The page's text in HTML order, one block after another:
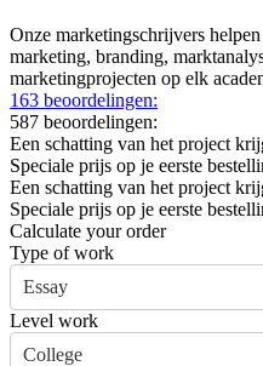
Onze marketingschrijvers
marketing, branding,
marketingprojecten op elk
163 beoordelingen:
587 beoordelingen:
Een schatting van het project
Speciale prijs op je eerste
Een schatting van het project
Speciale prijs op je eerste
Calculate your order
Type of work
Essay
Level work
College